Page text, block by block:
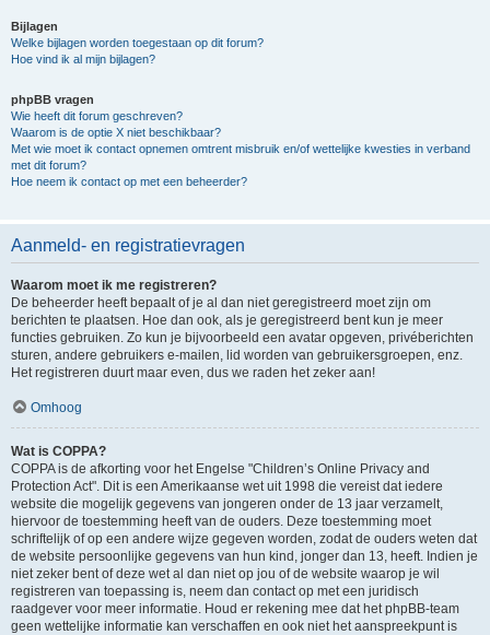
Bijlagen
Welke bijlagen worden toegestaan op dit forum?
Hoe vind ik al mijn bijlagen?
phpBB vragen
Wie heeft dit forum geschreven?
Waarom is de optie X niet beschikbaar?
Met wie moet ik contact opnemen omtrent misbruik en/of wettelijke kwesties in verband
met dit forum?
Hoe neem ik contact op met een beheerder?
Aanmeld- en registratievragen
Waarom moet ik me registreren?
De beheerder heeft bepaalt of je al dan niet geregistreerd moet zijn om
berichten te plaatsen. Hoe dan ook, als je geregistreerd bent kun je meer
functies gebruiken. Zo kun je bijvoorbeeld een avatar opgeven, privéberichten
sturen, andere gebruikers e-mailen, lid worden van gebruikersgroepen, enz.
Het registreren duurt maar even, dus we raden het zeker aan!
Omhoog
Wat is COPPA?
COPPA is de afkorting voor het Engelse "Children’s Online Privacy and
Protection Act". Dit is een Amerikaanse wet uit 1998 die vereist dat iedere
website die mogelijk gegevens van jongeren onder de 13 jaar verzamelt,
hiervoor de toestemming heeft van de ouders. Deze toestemming moet
schriftelijk of op een andere wijze gegeven worden, zodat de ouders weten dat
de website persoonlijke gegevens van hun kind, jonger dan 13, heeft. Indien je
niet zeker bent of deze wet al dan niet op jou of de website waarop je wil
registreren van toepassing is, neem dan contact op met een juridisch
raadgever voor meer informatie. Houd er rekening mee dat het phpBB-team
geen wettelijke informatie kan verschaffen en ook niet het aanspreekpunt is